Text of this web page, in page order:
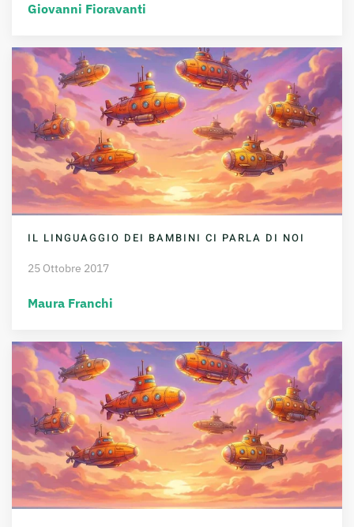
Giovanni Fioravanti
IL LINGUAGGIO DEI BAMBINI CI PARLA DI NOI
25 Ottobre 2017
Maura Franchi